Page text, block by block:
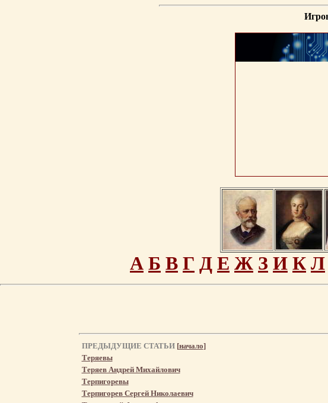
А Б В Г Д Е Ж З И К Л
ПРЕДЫДУЩИЕ СТАТЬИ [начало]
Теряевы
Теряев Андрей Михайлович
Терпигоревы
Терпигорев Сергей Николаевич